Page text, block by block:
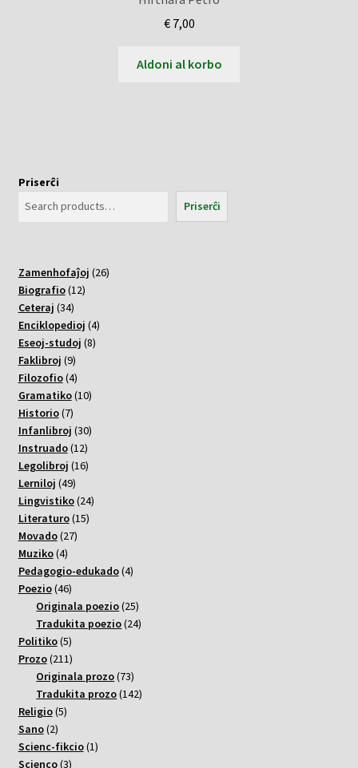
€7,00
Aldoni al korbo
Priserĉi
Priserĉi
Zamenhofaĵoj 2626
Biografio 1212
Ceteraj 3434
varoj
Enciklopedioj 44
Eseoj-studoj 88
Faklibroj 99
varoj
Filozofio 44
varoj
Gramatiko 1010
Historio 77
varoj
Infanlibroj 3030
Instruado 1212
varoj
Legolibroj 1616
Lerniloj 4949
varoj
Lingvistiko 2424
Literaturo 1515
Movado 2727
Muziko 44
varoj
Pedagogio-edukado 44
Poezio 4646
varoj
Originala poezio 2525
varoj
Tradukita poezio 2424
Politiko 55
varoj
Prozo 211211
varoj
Originala prozo 7373
varoj
Tradukita prozo 142142
Religio 55
Sano 22
varoj
Scienc-fikcio 11
Scienco 33